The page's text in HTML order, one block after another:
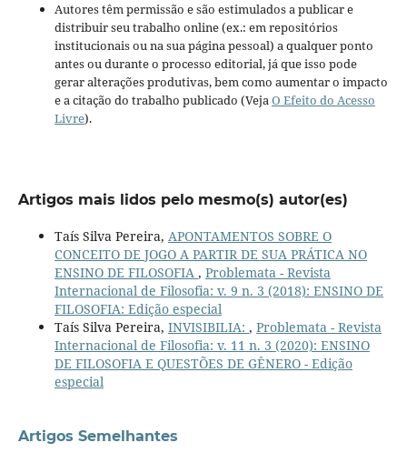
Autores têm permissão e são estimulados a publicar e
distribuir seu trabalho online (ex.: em repositórios
institucionais ou na sua página pessoal) a qualquer ponto
antes ou durante o processo editorial, já que isso pode
gerar alterações produtivas, bem como aumentar o impacto
e a citação do trabalho publicado (VejaO Efeito do Acesso
Livre).
Artigos mais lidos pelo mesmo(s) autor(es)
Taís Silva Pereira, APONTAMENTOS SOBRE O
CONCEITO DE JOGO A PARTIR DE SUA PRÁTICA NO
ENSINO DE FILOSOFIA , Problemata - Revista
Internacional de Filosofia: v. 9 n. 3 (2018): ENSINO DE
FILOSOFIA: Edição especial
Taís Silva Pereira, INVISIBILIA: , Problemata - Revista
Internacional de Filosofia: v. 11 n. 3 (2020): ENSINO
DE FILOSOFIA E QUESTÕES DE GÊNERO - Edição
especial
Artigos Semelhantes